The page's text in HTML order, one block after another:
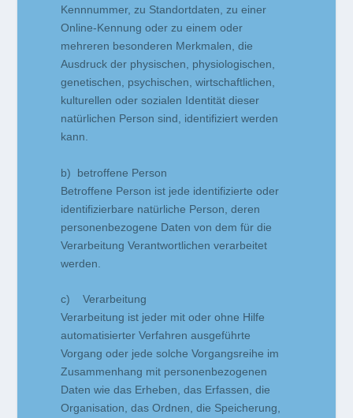
Kennnummer, zu Standortdaten, zu einer
Online-Kennung oder zu einem oder
mehreren besonderen Merkmalen, die
Ausdruck der physischen, physiologischen,
genetischen, psychischen, wirtschaftlichen,
kulturellen oder sozialen Identität dieser
natürlichen Person sind, identifiziert werden
kann.
b) betroffene Person
Betroffene Person ist jede identifizierte oder
identifizierbare natürliche Person, deren
personenbezogene Daten von dem für die
Verarbeitung Verantwortlichen verarbeitet
werden.
c) Verarbeitung
Verarbeitung ist jeder mit oder ohne Hilfe
automatisierter Verfahren ausgeführte
Vorgang oder jede solche Vorgangsreihe im
Zusammenhang mit personenbezogenen
Daten wie das Erheben, das Erfassen, die
Organisation, das Ordnen, die Speicherung,